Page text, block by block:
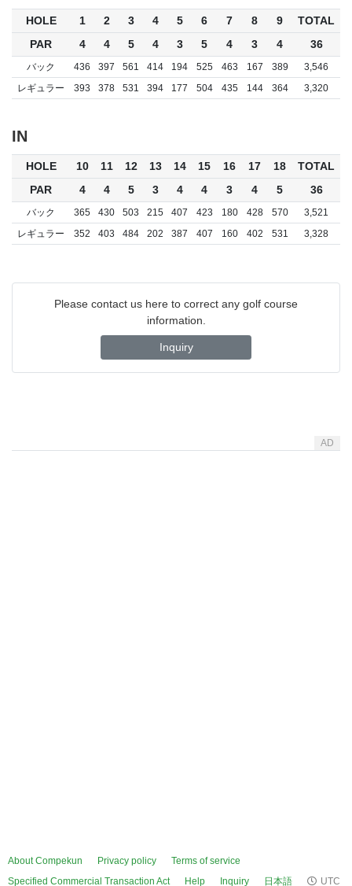
HOLE 1 2 3 4 5 6 7 8 9
TOTAL
PAR
4 4 5 4 3 5 4 3 4 36
バック 436 397 561 414 194 525 463 167 389
3,546
レギュラー
393 378 531 394 177 504 435 144 364 3,320
IN
HOLE 10 11 12 13 14 15 16 17 18
TOTAL
PAR
4 4 5 3 4 4 3 4 5 36
バック 365 430 503 215 407 423 180 428 570
3,521
レギュラー
352 403 484 202 387 407 160 402 531 3,328
Please contact us here to correct any golf course
information.
Inquiry
AD
About Compekun Privacy policy
Terms of service
Specified Commercial Transaction Act
Help Inquiry 日本語 UTC